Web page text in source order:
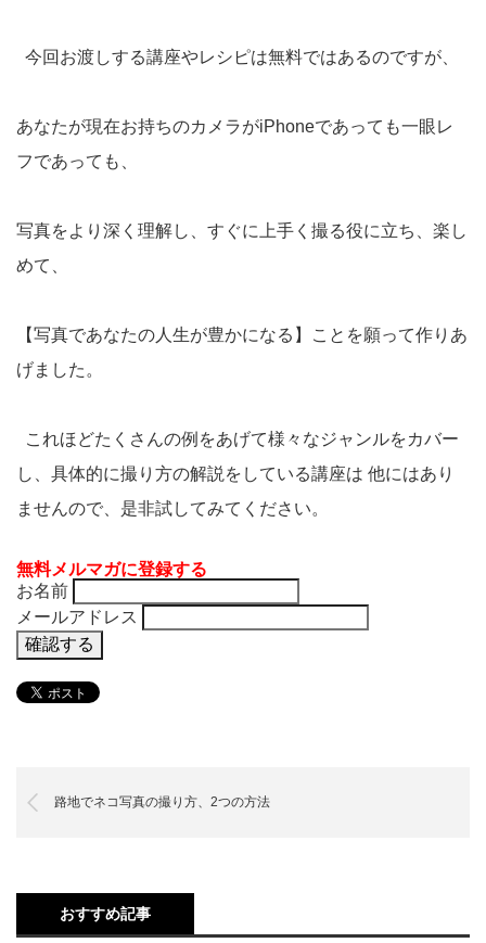
今回お渡しする講座やレシピは無料ではあるのですが、
あなたが現在お持ちのカメラがiPhoneであっても一眼レ
フであっても、
写真をより深く理解し、すぐに上手く撮る役に立ち、楽し
めて、
【写真であなたの人生が豊かになる】ことを願って作りあ
げました。
これほどたくさんの例をあげて様々なジャンルをカバー
し、具体的に撮り方の解説をしている講座は 他にはあり
ませんので、是非試してみてください。
無料メルマガに登録する
お名前
メールアドレス
路地でネコ写真の撮り方、2つの方法
おすすめ記事